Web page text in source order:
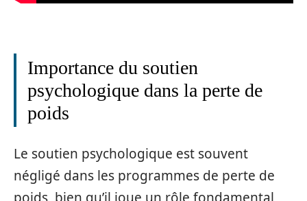
Importance du soutien
psychologique dans la perte de
poids
Le soutien psychologique est souvent
négligé dans les programmes de perte de
poids, bien qu’il joue un rôle fondamental